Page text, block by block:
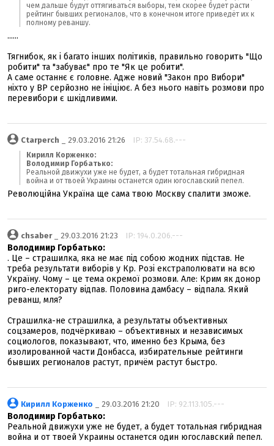
чем дальше будут оттягиваться выборы, тем скорее будет расти
рейтинг бывших регионалов, что в конечном итоге приведёт их к
полному реваншу.
......
Тягнибок, як і багато інших політиків, правильно говорить "Що
робити" та "забуває" про те "Як це робити".
А саме останнє є головне. Адже новий "Закон про Вибори"
ніхто у ВР серйозно не ініціює. А без нього навіть розмови про
перевибори є шкідливими.
Ctarperch _ 29.03.2016 21:26 IP: 37.54.68.---
Кирилл Корженко:
Володимир Горбатько:
Реальной движухи уже не будет, а будет тотальная гибридная
война и от твоей Украины останется один югославский пепел.
Революційна Україна ще сама твою Москву спалити зможе.
chsaber_ 29.03.2016 21:23 IP: 194.0.206.---
Володимир Горбатько:
. Це – страшилка, яка не має під собою жодних підстав. Не
треба результати виборів у Кр. Розі екстраполювати на всю
Україну. Чому – це тема окремої розмови. Але: Крим як донор
риго-електорату відпав. Половина дамбасу – відпала. Який
реванш, мля?
Страшилка-не страшилка, а результаты объективных
соцзамеров, подчёркиваю – объективных и независимых
социологов, показывают, что, именно без Крыма, без
изолированной части Донбасса, избирательные рейтинги
бывших регионалов растут, причём растут быстро.
Кирилл Корженко _ 29.03.2016 21:20 IP: 92.113.105.---
Володимир Горбатько:
Реальной движухи уже не будет, а будет тотальная гибридная
война и от твоей Украины останется один югославский пепел.